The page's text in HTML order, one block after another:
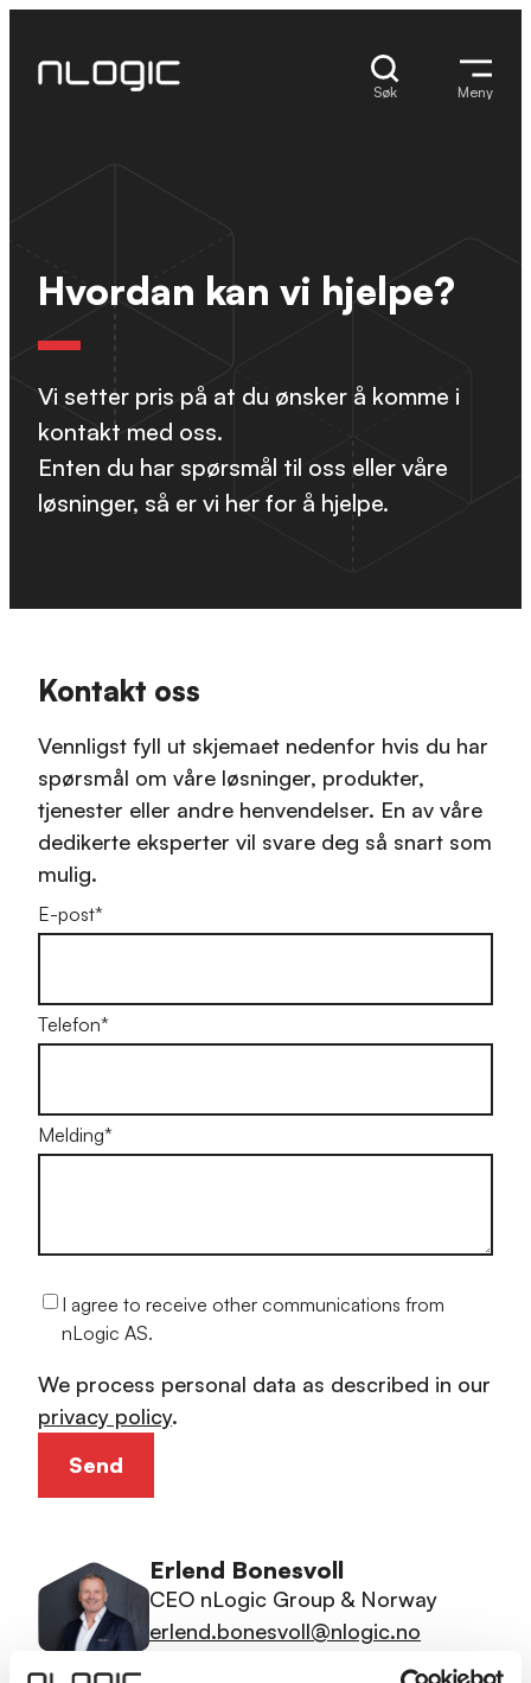
innhold
Søk Meny
Hvordan kan vi hjelpe?
Vi setter pris på at du ønsker å komme i
kontakt med oss.
Enten du har spørsmål til oss eller våre
løsninger, så er vi her for å hjelpe.
Kontakt oss
Vennligst fyll ut skjemaet nedenfor hvis du har
spørsmål om våre løsninger, produkter,
tjenester eller andre henvendelser. En av våre
dedikerte eksperter vil svare deg så snart som
mulig.
E-post*
Telefon*
Melding*
I agree to receive other communications from
nLogic AS.
We process personal data as described in our
privacy policy.
Erlend Bonesvoll
CEO nLogic Group & Norway
erlend.bonesvoll@nlogic.no